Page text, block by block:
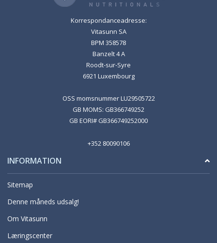
Korrespondanceadresse:
Vitasunn SA
BPM 358578
Banzelt 4 A
Roodt-sur-Syre
6921 Luxembourg
OSS momsnummer LU29505722
GB MOMS: GB366749252
GB EORI# GB366749252000
+352 80090106
INFORMATION
Sitemap
Denne måneds udsalg!
Om Vitasunn
Læringscenter